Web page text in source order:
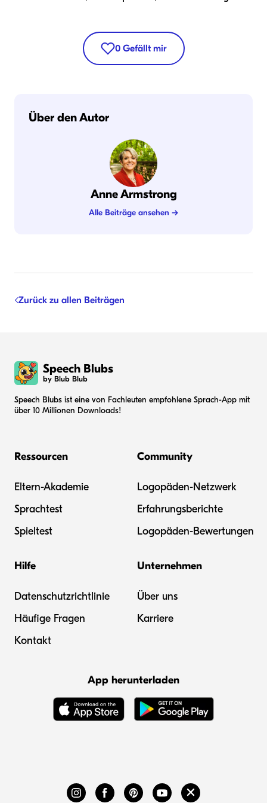
0 Gefällt mir
Über den Autor
Anne Armstrong
Alle Beiträge ansehen →
Zurück zu allen Beiträgen
Speech Blubs
by Blub Blub
Speech Blubs ist eine von Fachleuten empfohlene Sprach-App mit
über 10 Millionen Downloads!
Ressourcen
Eltern-Akademie
Sprachtest
Spieltest
Community
Logopäden-Netzwerk
Erfahrungsberichte
Logopäden-Bewertungen
Hilfe
Datenschutzrichtlinie
Häufige Fragen
Kontakt
Unternehmen
Über uns
Karriere
App herunterladen